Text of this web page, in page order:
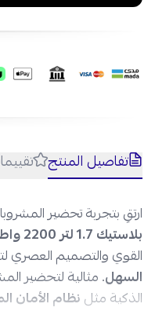
تخزين سهل للكابل:
لتنظيم
التحضير والكفاءة العالية
تفاصيل المنتج
ارتقِ بتجربة تحضير
بلاستيك 1.7 لتر 2200 واط
القوي والتصميم العصري
السهل. مثالية لتحضير
الذكية مثلنظام الأمان